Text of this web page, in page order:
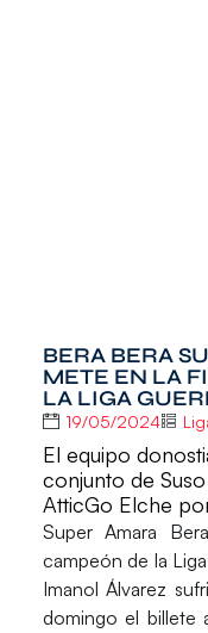
BERA BERA
METE EN LA
LA LIGA
19/05/2024
El equipo
conjunto de
AtticGo Elche
Super Amara
campeón de la
Imanol Álvarez
domingo el billete